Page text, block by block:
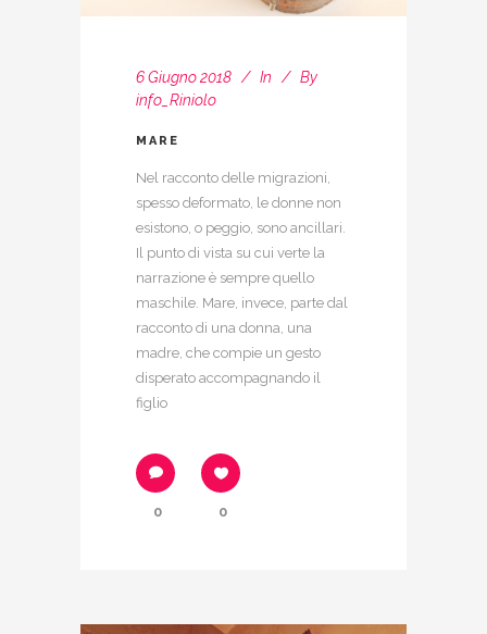
6 Giugno 2018 In
By
info_Riniolo
MARE
Nel racconto delle migrazioni,
spesso deformato, le donne non
esistono, o peggio, sono ancillari.
Il punto di vista su cui verte la
narrazione è sempre quello
maschile. Mare, invece, parte dal
racconto di una donna, una
madre, che compie un gesto
disperato accompagnando il
figlio
0 0